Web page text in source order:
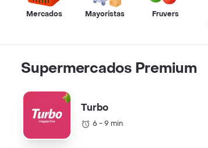
Mercados Mayoristas Fruvers
Supermercados Premium
Turbo
6 - 9 min